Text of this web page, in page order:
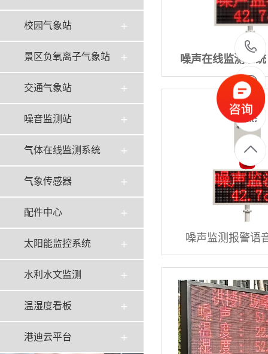
校园气象站
景区负氧离子气象站
交通气象站
噪音监测站
气体在线监测系统
气象传感器
配件中心
太阳能监控系统
水利水文监测
温湿度看板
港迪云平台
噪声在线监测系
噪声监测报警语